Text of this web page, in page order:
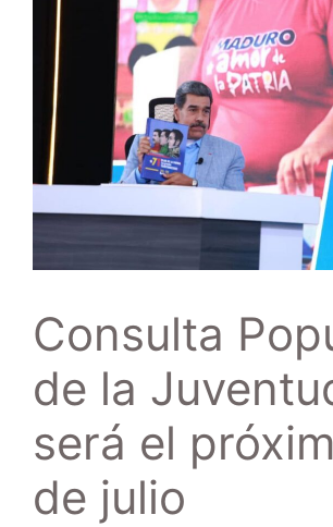
Consulta
de la
será el
de julio